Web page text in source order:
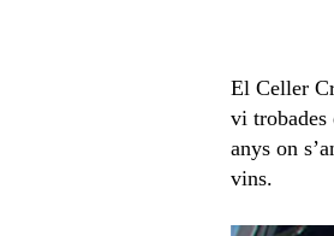
El Celler
vi trobades
anys on
vins.